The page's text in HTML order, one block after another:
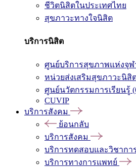
ชีวิตนิสิตในประเทศไทย
สุขภาวะทางใจนิสิต
บริการนิสิต
ศูนย์บริการสุขภาพแห่งจุฬ
หน่วยส่งเสริมสุขภาวะนิสิ
ศูนย์นวัตกรรมการเรียนรู้
CUVIP
บริการสังคม
ย้อนกลับ
บริการสังคม
บริการทดสอบและวิชากา
บริการทางการแพทย์